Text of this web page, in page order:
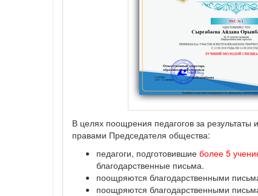
В целях поощрения педагогов за результаты
правами Председателя общества:
педагоги, подготовившие более 5
благодарственные письма.
поощряются благодарственными
поощряются благодарственными